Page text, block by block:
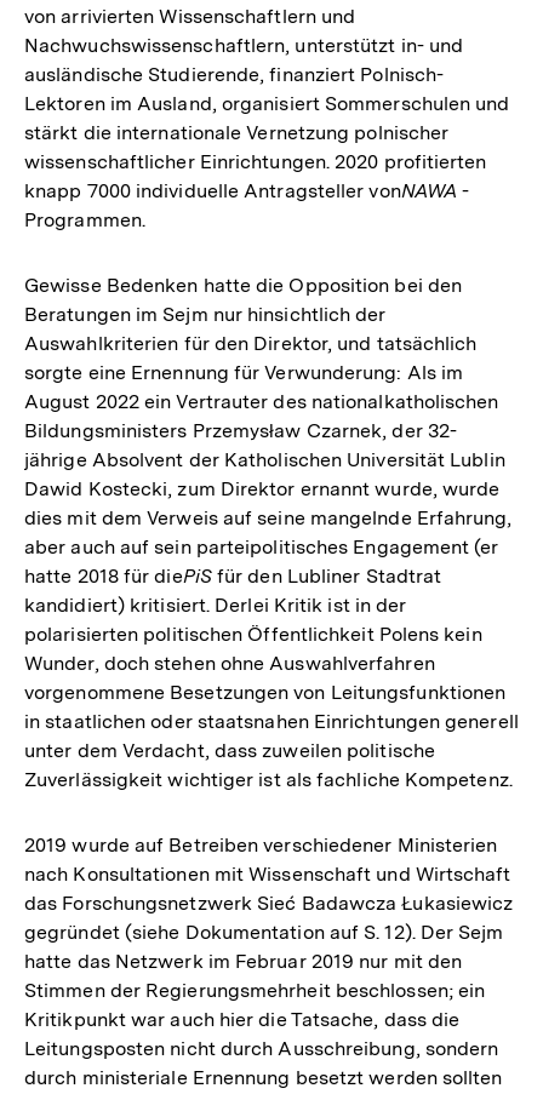
von arrivierten Wissenschaftlern und
Nachwuchswissenschaftlern, unterstützt in- und
ausländische Studierende, finanziert Polnisch-
Lektoren im Ausland, organisiert Sommerschulen und
stärkt die internationale Vernetzung polnischer
wissenschaftlicher Einrichtungen. 2020 profitierten
knapp 7000 individuelle Antragsteller vonNAWA-
Programmen.
Gewisse Bedenken hatte die Opposition bei den
Beratungen im Sejm nur hinsichtlich der
Auswahlkriterien für den Direktor, und tatsächlich
sorgte eine Ernennung für Verwunderung: Als im
August 2022 ein Vertrauter des nationalkatholischen
Bildungsministers Przemysław Czarnek, der 32-
jährige Absolvent der Katholischen Universität Lublin
Dawid Kostecki, zum Direktor ernannt wurde, wurde
dies mit dem Verweis auf seine mangelnde Erfahrung,
aber auch auf sein parteipolitisches Engagement (er
hatte 2018 für diePiS für den Lubliner Stadtrat
kandidiert) kritisiert. Derlei Kritik ist in der
polarisierten politischen Öffentlichkeit Polens kein
Wunder, doch stehen ohne Auswahlverfahren
vorgenommene Besetzungen von Leitungsfunktionen
in staatlichen oder staatsnahen Einrichtungen generell
unter dem Verdacht, dass zuweilen politische
Zuverlässigkeit wichtiger ist als fachliche Kompetenz.
2019 wurde auf Betreiben verschiedener Ministerien
nach Konsultationen mit Wissenschaft und Wirtschaft
das Forschungsnetzwerk Sieć Badawcza Łukasiewicz
gegründet (siehe Dokumentation auf S. 12). Der Sejm
hatte das Netzwerk im Februar 2019 nur mit den
Stimmen der Regierungsmehrheit beschlossen; ein
Kritikpunkt war auch hier die Tatsache, dass die
Leitungsposten nicht durch Ausschreibung, sondern
durch ministeriale Ernennung besetzt werden sollten